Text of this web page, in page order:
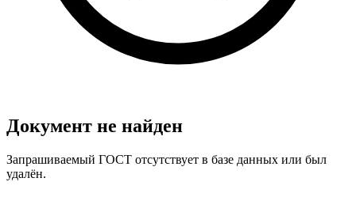
Документ не найден
Запрашиваемый ГОСТ отсутствует в базе данных или был
удалён.